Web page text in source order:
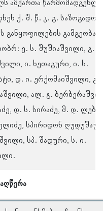
ამქართა
ქ. შ. წ. კ. გ.
განყოფილების
ე. ს. შუშიაშვილი, გ. ს.
ი. ხეთაგური, ი. ს.
დ. ი. ერქომაიშვილი, გ.
ალ. გ.
დ. ს. სირაძე, მ. დ.
სპირიდონ
სპ. შადური, ს. ი.